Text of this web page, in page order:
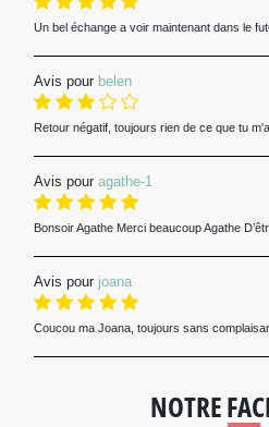
Un bel échange a voir maintenant dans le
Avis pour belen
Retour négatif, toujours rien de ce que tu
Avis pour agathe-1
Bonsoir Agathe Merci beaucoup Agathe
Avis pour joana
Coucou ma Joana, toujours sans
NOTRE